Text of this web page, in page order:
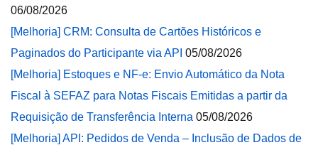
06/08/2026
[Melhoria] CRM: Consulta de Cartões Históricos e
Paginados do Participante via API 05/08/2026
[Melhoria] Estoques e NF-e: Envio Automático da Nota
Fiscal à SEFAZ para Notas Fiscais Emitidas a partir da
Requisição de Transferência Interna 05/08/2026
[Melhoria] API: Pedidos de Venda – Inclusão de Dados de